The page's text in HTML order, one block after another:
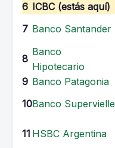
6 ICBC (estás aquí)
7 Banco Santander
8
Banco
Hipotecario
9 Banco Patagonia
10Banco Supervielle
11 HSBC Argentina